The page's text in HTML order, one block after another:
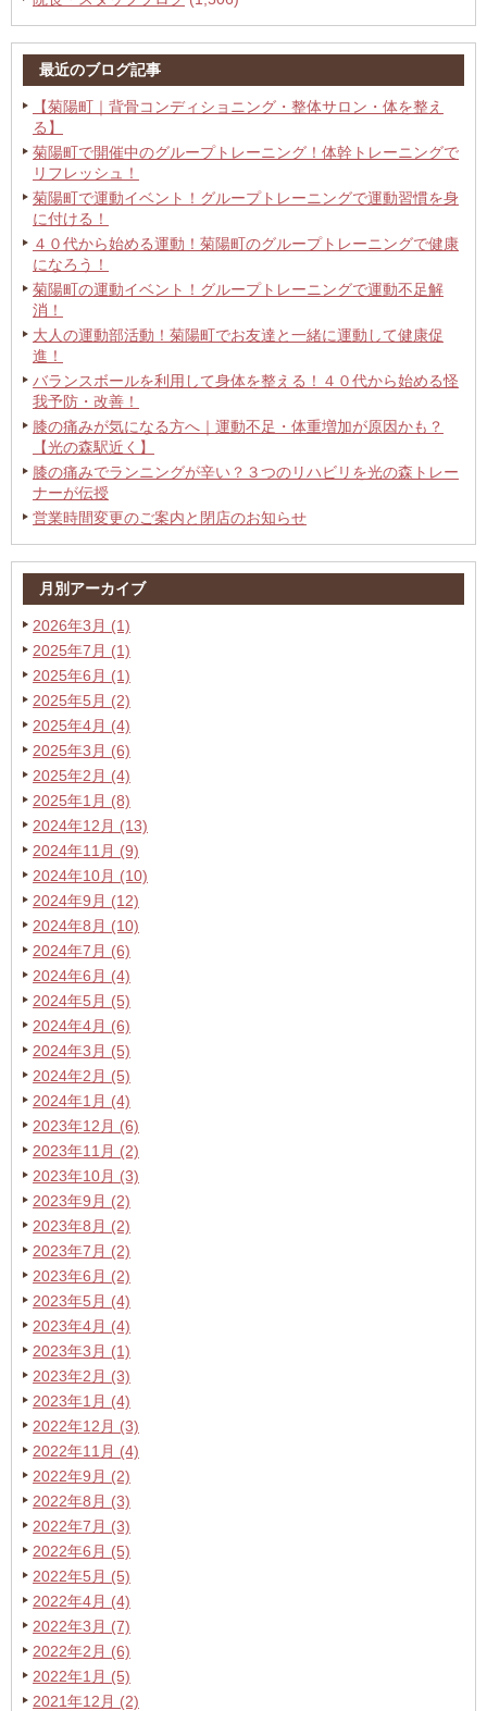
最近のブログ記事
【菊陽町｜背骨コンディショニング・整体サロン・体を整え
る】
菊陽町で開催中のグループトレーニング！体幹トレーニングで
リフレッシュ！
菊陽町で運動イベント！グループトレーニングで運動習慣を身
に付ける！
４０代から始める運動！菊陽町のグループトレーニングで健康
になろう！
菊陽町の運動イベント！グループトレーニングで運動不足解
消！
大人の運動部活動！菊陽町でお友達と一緒に運動して健康促
進！
バランスボールを利用して身体を整える！４０代から始める怪
我予防・改善！
膝の痛みが気になる方へ｜運動不足・体重増加が原因かも？
【光の森駅近く】
膝の痛みでランニングが辛い？３つのリハビリを光の森トレー
ナーが伝授
営業時間変更のご案内と閉店のお知らせ
月別アーカイブ
2026年3月 (1)
2025年7月 (1)
2025年6月 (1)
2025年5月 (2)
2025年4月 (4)
2025年3月 (6)
2025年2月 (4)
2025年1月 (8)
2024年12月 (13)
2024年11月 (9)
2024年10月 (10)
2024年9月 (12)
2024年8月 (10)
2024年7月 (6)
2024年6月 (4)
2024年5月 (5)
2024年4月 (6)
2024年3月 (5)
2024年2月 (5)
2024年1月 (4)
2023年12月 (6)
2023年11月 (2)
2023年10月 (3)
2023年9月 (2)
2023年8月 (2)
2023年7月 (2)
2023年6月 (2)
2023年5月 (4)
2023年4月 (4)
2023年3月 (1)
2023年2月 (3)
2023年1月 (4)
2022年12月 (3)
2022年11月 (4)
2022年9月 (2)
2022年8月 (3)
2022年7月 (3)
2022年6月 (5)
2022年5月 (5)
2022年4月 (4)
2022年3月 (7)
2022年2月 (6)
2022年1月 (5)
2021年12月 (2)